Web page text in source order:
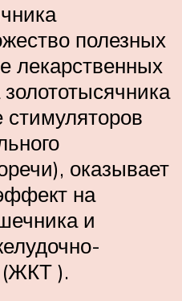
полезных
лекарственных
стимуляторов
оказывает
на
и
(ЖКТ ).